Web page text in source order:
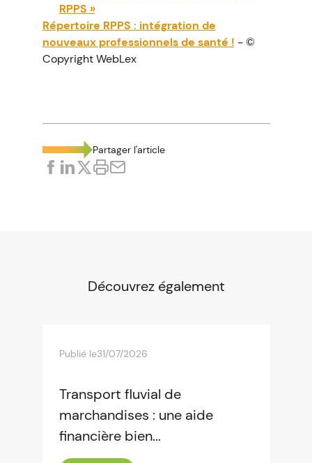
RPPS »
Répertoire RPPS : intégration de
nouveaux professionnels de santé ! - ©
Copyright WebLex
Partager l'article
Découvrez également
Publié le31/07/2026
Transport fluvial de
marchandises : une aide
financière bien...